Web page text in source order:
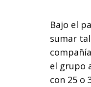
Bajo el
sumar
el grupo
con 25 o